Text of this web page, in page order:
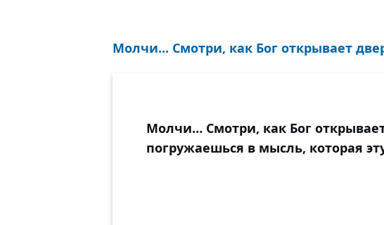
Молчи... Смотри, как Бог открывает
Молчи… Смотри, как Бог
погружаешься в мысль, которая